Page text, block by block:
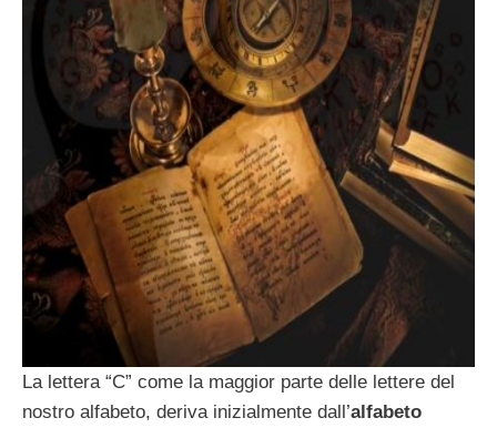
La lettera “C” come la maggior parte delle lettere del
nostro alfabeto, deriva inizialmente dall’alfabeto